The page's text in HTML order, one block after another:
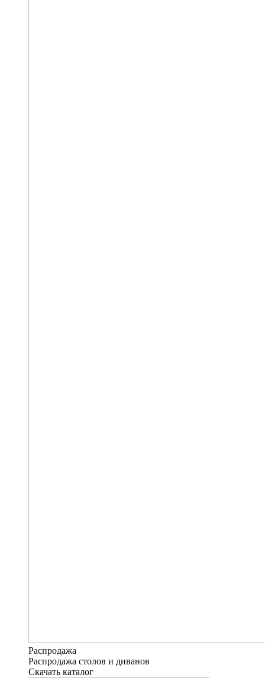
Распродажа
Распродажа столов и диванов
Скачать каталог